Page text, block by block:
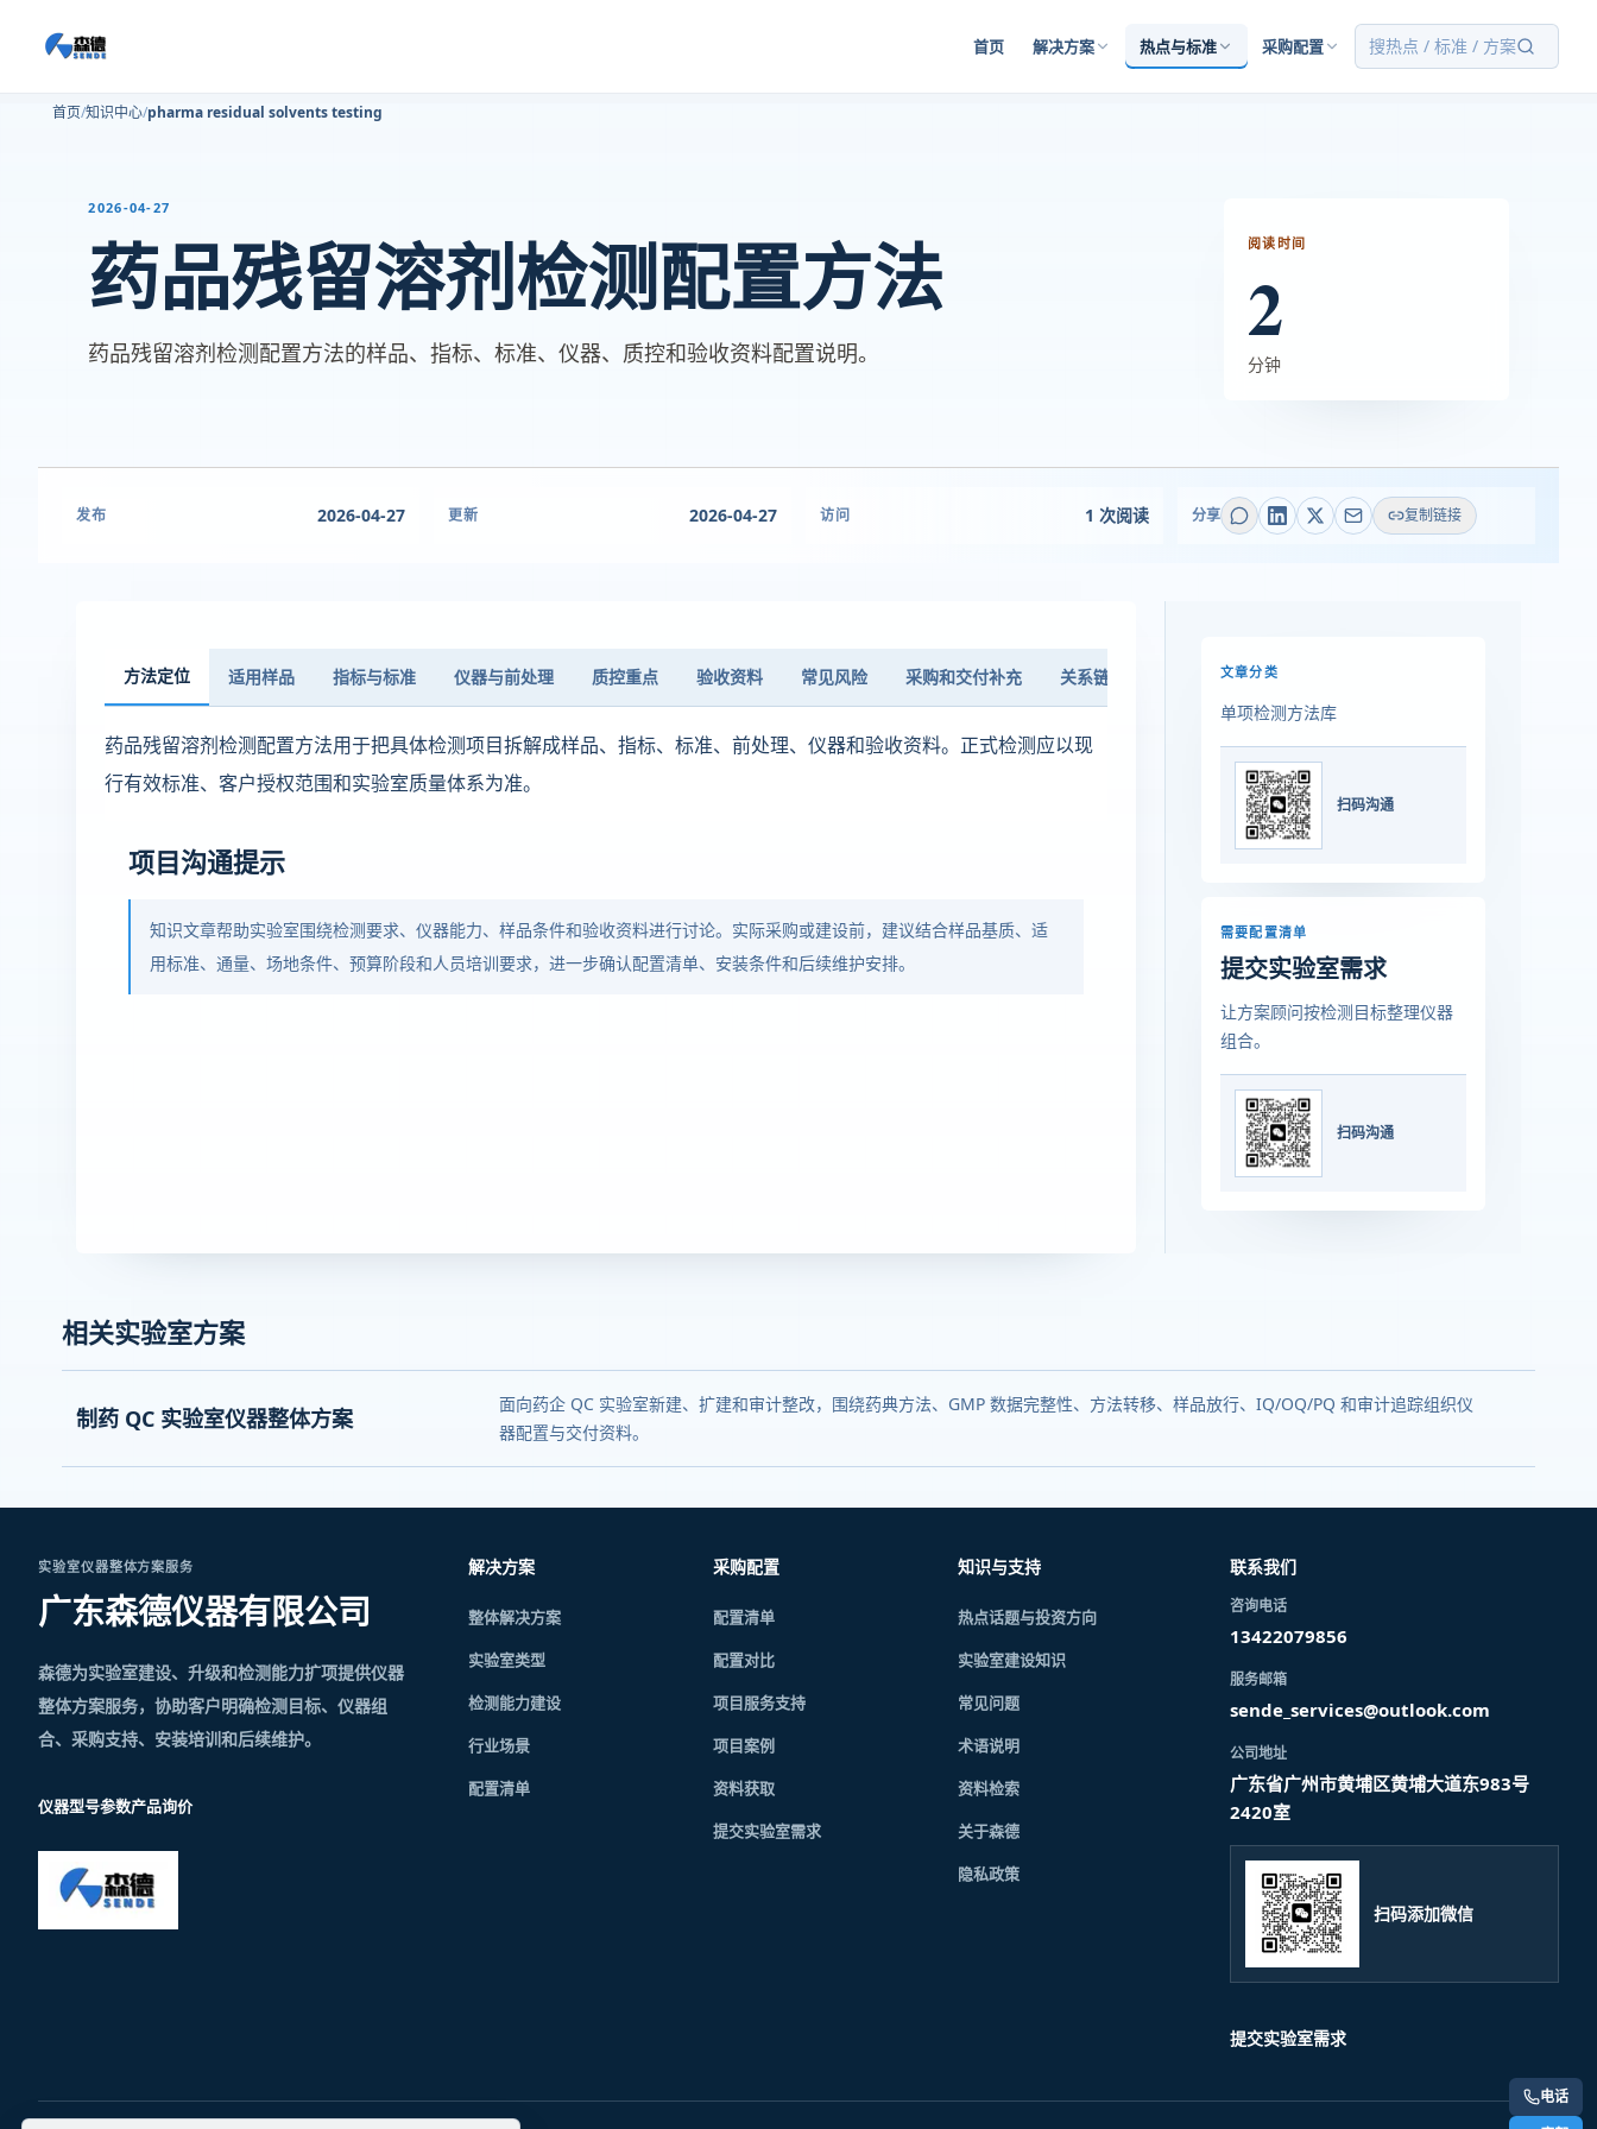
首页 解决方案 热点与标准 采购配置 搜热点 / 标准 / 方案
首页 知识中心 pharma residual solvents testing
2026-04-27
药品残留溶剂检测配置方法
药品残留溶剂检测配置方法的样品、指标、标准、仪器、质控和验收资料配置说明。
阅读时间
2
分钟
发布 2026-04-27 更新 2026-04-27 访问 1 次阅读 分享 复制链接
方法定位 适用样品 指标与标准 仪器与前处理 质控重点 验收资料 常见风险 采购和交付补充 关系链
药品残留溶剂检测配置方法用于把具体检测项目拆解成样品、指标、标准、前处理、仪器和验收资料。正式检测应以现
行有效标准、客户授权范围和实验室质量体系为准。
项目沟通提示
知识文章帮助实验室围绕检测要求、仪器能力、样品条件和验收资料进行讨论。实际采购或建设前，建议结合样品基质、适
用标准、通量、场地条件、预算阶段和人员培训要求，进一步确认配置清单、安装条件和后续维护安排。
文章分类
单项检测方法库
扫码沟通
需要配置清单
提交实验室需求
让方案顾问按检测目标整理仪器
组合。
扫码沟通
相关实验室方案
制药 QC 实验室仪器整体方案
面向药企 QC 实验室新建、扩建和审计整改，围绕药典方法、GMP 数据完整性、方法转移、样品放行、IQ/OQ/PQ 和审计追踪组织仪
器配置与交付资料。
电话
实验室仪器整体方案服务
广东森德仪器有限公司
森德为实验室建设、升级和检测能力扩项提供仪器
整体方案服务，协助客户明确检测目标、仪器组
合、采购支持、安装培训和后续维护。
仪器型号参数产品询价
解决方案
整体解决方案
实验室类型
检测能力建设
行业场景
配置清单
采购配置
配置清单
配置对比
项目服务支持
项目案例
资料获取
提交实验室需求
知识与支持
热点话题与投资方向
实验室建设知识
常见问题
术语说明
资料检索
关于森德
隐私政策
联系我们
咨询电话
13422079856
服务邮箱
sende_services@outlook.com
公司地址
广东省广州市黄埔区黄埔大道东983号
2420室
扫码添加微信
提交实验室需求